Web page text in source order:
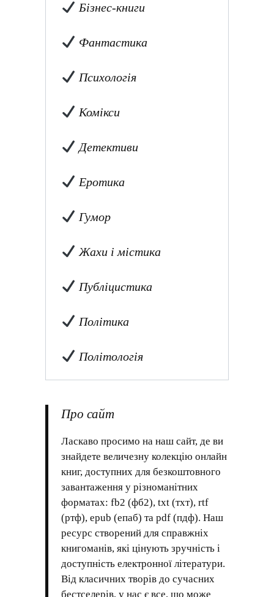
Бізнес-книги
Фантастика
Психологія
Комікси
Детективи
Еротика
Гумор
Жахи і містика
Публіцистика
Політика
Політологія
Про сайт
Ласкаво просимо на наш сайт, де ви
знайдете величезну колекцію онлайн
книг, доступних для безкоштовного
завантаження у різноманітних
форматах: fb2 (фб2), txt (тхт), rtf
(ртф), epub (епаб) та pdf (пдф). Наш
ресурс створений для справжніх
книгоманів, які цінують зручність і
доступність електронної літератури.
Від класичних творів до сучасних
бестселерів, у нас є все, що може